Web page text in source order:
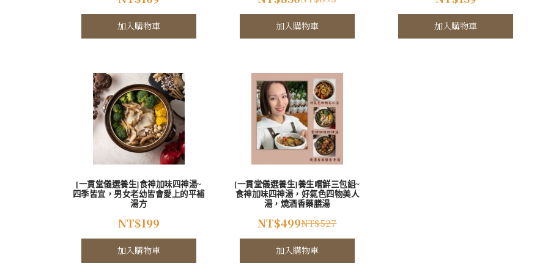
加入購物車 加入購物車 加入購物車
[一貫堂儀選養生]食神加味四神湯~
四季皆宜，男女老幼皆會愛上的平補
湯方
NT$199
加入購物車
[一貫堂儀選養生]養生嚐鮮三包組~
食神加味四神湯，好氣色四物美人
湯，燒酒香藥膳湯
NT$527
NT$499
加入購物車